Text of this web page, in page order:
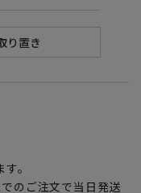
。
のご注文で当日発送